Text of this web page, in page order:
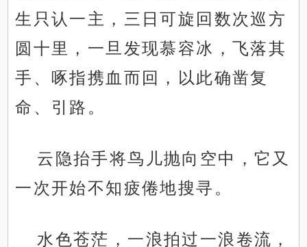
生只认一主，三日可旋回数次巡方
圆十里，一旦发现慕容冰，飞落其
手、啄指携血而回，以此确凿复
命、引路。
云隐抬手将鸟儿抛向空中，它又
一次开始不知疲倦地搜寻。
水色苍茫，一浪拍过一浪卷流，